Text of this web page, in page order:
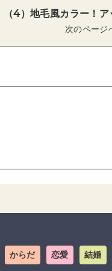
（4）地毛風カラー！
次のページ
からだ 恋愛 結婚